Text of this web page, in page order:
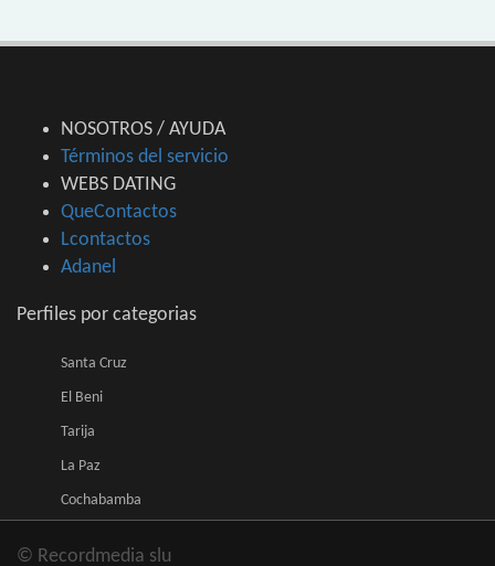
NOSOTROS / AYUDA
Términos del servicio
WEBS DATING
QueContactos
Lcontactos
Adanel
Perfiles por categorias
Santa Cruz
El Beni
Tarija
La Paz
Cochabamba
© Recordmedia slu